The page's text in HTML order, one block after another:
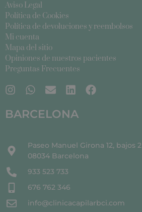
Aviso Legal
Política de Cookies
Política de devoluciones y reembolsos
Mi cuenta
Mapa del sitio
Opiniones de nuestros pacientes
Preguntas Frecuentes
BARCELONA
Paseo Manuel Girona 12, bajos 2
08034 Barcelona
933 523 733
676 762 346
info@clinicacapilarbci.com